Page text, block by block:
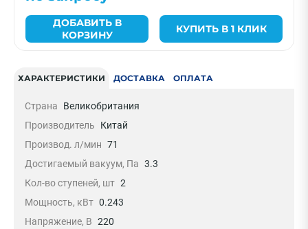
ДОБАВИТЬ В
КОРЗИНУ
КУПИТЬ В 1 КЛИК
ХАРАКТЕРИСТИКИ ДОСТАВКА ОПЛАТА
Страна
Великобритания
Производитель
Китай
Производ. л/мин 71
Достигаемый вакуум, Па 3.3
Кол-во ступеней, шт 2
Мощность, кВт 0.243
Напряжение, В 220